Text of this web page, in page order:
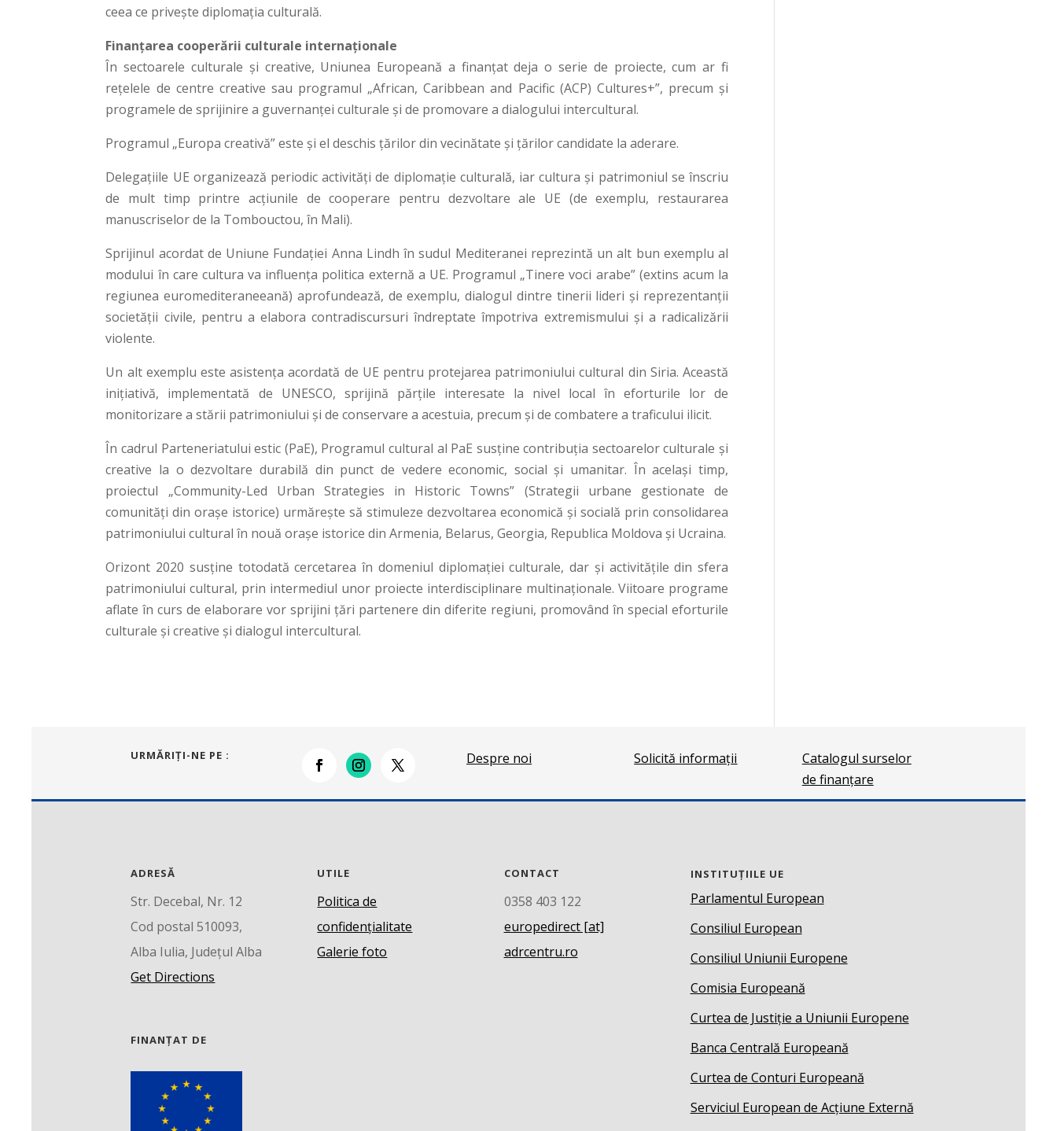
ceea ce privește diplomația culturală.
Finanțarea cooperării culturale internaționale
În sectoarele culturale și creative, Uniunea Europeană a finanțat deja o serie de proiecte, cum ar fi
rețelele de centre creative sau programul „African, Caribbean and Pacific (ACP) Cultures+”, precum și
programele de sprijinire a guvernanței culturale și de promovare a dialogului intercultural.
Programul „Europa creativă” este și el deschis țărilor din vecinătate și țărilor candidate la aderare.
Delegațiile UE organizează periodic activități de diplomație culturală, iar cultura și patrimoniul se înscriu
de mult timp printre acțiunile de cooperare pentru dezvoltare ale UE (de exemplu, restaurarea
manuscriselor de la Tombouctou, în Mali).
Sprijinul acordat de Uniune Fundației Anna Lindh în sudul Mediteranei reprezintă un alt bun exemplu al
modului în care cultura va influența politica externă a UE. Programul „Tinere voci arabe” (extins acum la
regiunea euromediteraneeană) aprofundează, de exemplu, dialogul dintre tinerii lideri și reprezentanții
societății civile, pentru a elabora contradiscursuri îndreptate împotriva extremismului și a radicalizării
violente.
Un alt exemplu este asistența acordată de UE pentru protejarea patrimoniului cultural din Siria. Această
inițiativă, implementată de UNESCO, sprijină părțile interesate la nivel local în eforturile lor de
monitorizare a stării patrimoniului și de conservare a acestuia, precum și de combatere a traficului ilicit.
În cadrul Parteneriatului estic (PaE), Programul cultural al PaE susține contribuția sectoarelor culturale și
creative la o dezvoltare durabilă din punct de vedere economic, social și umanitar. În același timp,
proiectul „Community-Led Urban Strategies in Historic Towns” (Strategii urbane gestionate de
comunități din orașe istorice) urmărește să stimuleze dezvoltarea economică și socială prin consolidarea
patrimoniului cultural în nouă orașe istorice din Armenia, Belarus, Georgia, Republica Moldova și Ucraina.
Orizont 2020 susține totodată cercetarea în domeniul diplomației culturale, dar și activitățile din sfera
patrimoniului cultural, prin intermediul unor proiecte interdisciplinare multinaționale. Viitoare programe
aflate în curs de elaborare vor sprijini țări partenere din diferite regiuni, promovând în special eforturile
culturale și creative și dialogul intercultural.
URMĂRIŢI-NE PE : Despre noi Solicită informații
Catalogul surselor
de finanțare
ADRESĂ
Str. Decebal, Nr. 12
Cod postal 510093,
Alba Iulia, Județul Alba
Get Directions
UTILE
Politica de
confidențialitate
Galerie foto
CONTACT
0358 403 122
europedirect [at]
adrcentru.ro
FINANȚAT DE
INSTITUȚIILE UE
Parlamentul European
Consiliul European
Consiliul Uniunii Europene
Comisia Europeană
Curtea de Justiție a Uniunii Europene
Banca Centrală Europeană
Curtea de Conturi Europeană
Serviciul European de Acțiune Externă